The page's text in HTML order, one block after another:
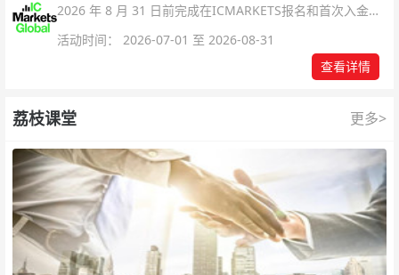
2026 年 8 月 31 日前完成在ICMARKETS报名和首次入金即
活动时间： 2026-07-01 至 2026-08-31
查看详情
荔枝课堂 更多>